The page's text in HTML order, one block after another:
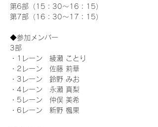
第6部（15：30～16：15）
第7部（16：30～17：15）
◆参加メンバー
3部
・1レーン　綾瀬 ことり
・2レーン　佐藤 莉華
・3レーン　鈴野 みお
・4レーン　永瀬 真梨
・5レーン　仲俣 美希
・6レーン　新野 楓果